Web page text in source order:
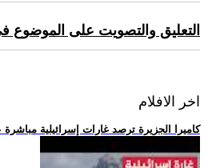
التعليق والتصويت على الموضوع
اخر الافلام
.. كاميرا الجزيرة ترصد غارات إسرائيلية